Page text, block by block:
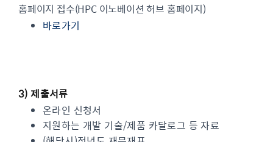
홈페이지 접수(HPC 이노베이션 허브 홈페이지)
바로가기
3) 제출서류
온라인 신청서
지원하는 개발 기술/제품 카달로그 등 자료